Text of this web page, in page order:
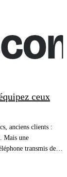
ceux
anciens clients :
Mais une
transmis de
arrive dans votre